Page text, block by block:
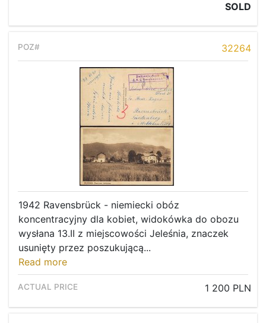
SOLD
32264
1942 Ravensbrück - niemiecki obóz
koncentracyjny dla kobiet, widokówka do obozu
wysłana 13.II z miejscowości Jeleśnia, znaczek
usunięty przez poszukującą...
Read more
1 200 PLN